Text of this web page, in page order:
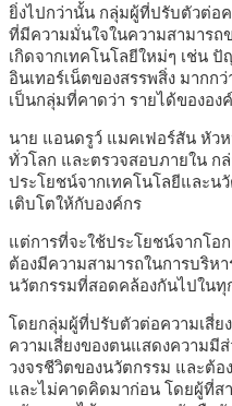
ยิ่งไปกว่านั้น กลุ่มผู้ที่ปรับตัวต่อ
ที่มีความมั่นใจในความสามารถ
เกิดจากเทคโนโลยีใหม่ๆ เช่น
อินเทอร์เน็ตของสรรพสิ่ง มากก
เป็นกลุ่มที่คาดว่า รายได้ของอ
นาย แอนดรูว์ แมคเฟอร์สัน หัว
ทั่วโลก และตรวจสอบภายใน ก
ประโยชน์จากเทคโนโลยีและน
เติบโตให้กับองค์กร
แต่การที่จะใช้ประโยชน์จากโอ
ต้องมีความสามารถในการบริห
นวัตกรรมที่สอดคล้องกันไปใน
โดยกลุ่มผู้ที่ปรับตัวต่อความเสี่ย
ความเสี่ยงของตนแสดงความมี
วงจรชีวิตของนวัตกรรม และต้
และไม่คาดคิดมาก่อน โดยผู้ที่ส